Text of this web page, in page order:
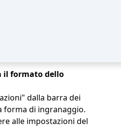
il formato dello
dalla barra dei
forma di ingranaggio.
alle impostazioni del